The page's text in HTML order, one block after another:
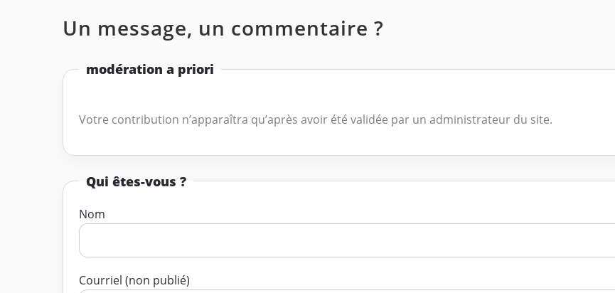
Un message, un commentaire ?
modération a priori
Votre contribution n’apparaîtra qu’après avoir été validée par un administrateur du site.
Qui êtes-vous ?
Nom
Courriel (non publié)